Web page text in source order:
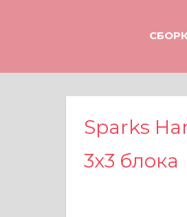
е
Sparks
3х3 блока